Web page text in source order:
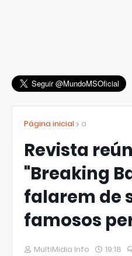
Página inicial a
Revista
"Breaking
falarem de
famosos
MultiMidia Info 19:18